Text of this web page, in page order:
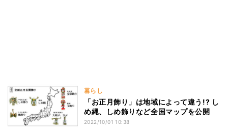
暮らし
「お正月飾り」は地域によって違う!? し
め縄、しめ飾りなど全国マップを公開
2022/10/01 10:38